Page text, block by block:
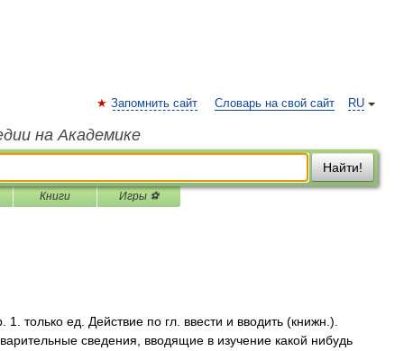
RU
Запомнить сайт Словарь на свой сайт
на Академике
Найти!
Книги Игры ⚽
ед. Действие по гл. ввести и вводить (книжн.).
сведения, вводящие в изучение какой нибудь